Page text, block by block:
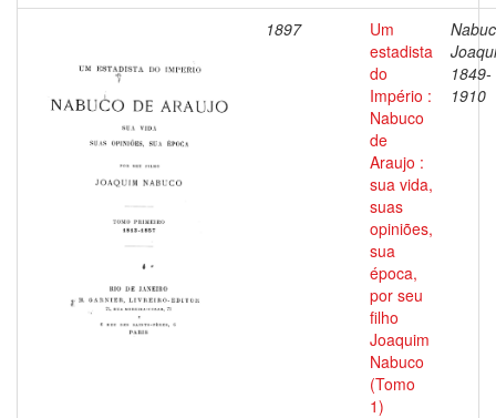
1897
Um
estadista
do
Império :
Nabuco
de
Araujo :
sua vida,
suas
opiniões,
sua
época,
por seu
filho
Joaquim
Nabuco
(Tomo
1)
1849-
1910